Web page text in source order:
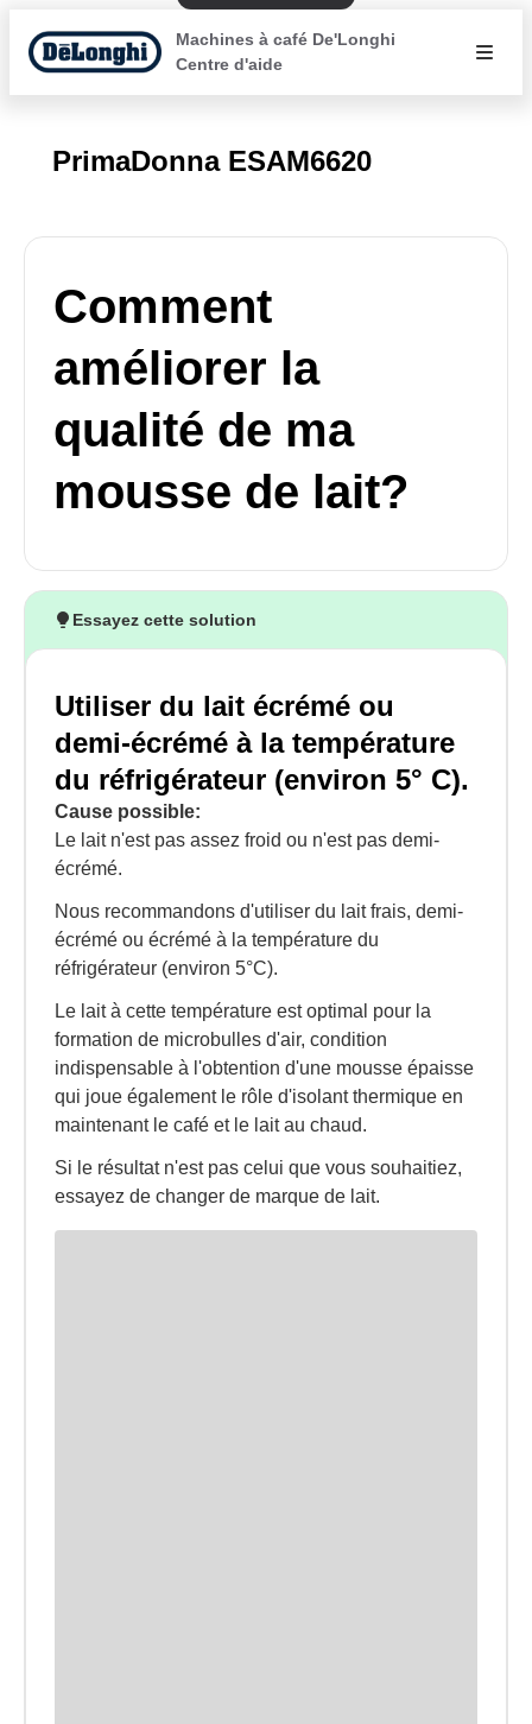
Machines à café De'Longhi
Centre d'aide
PrimaDonna ESAM6620
Comment
améliorer la
qualité de ma
mousse de lait?
Essayez cette solution
Utiliser du lait écrémé ou
demi-écrémé à la température
du réfrigérateur (environ 5° C).
Cause possible:
Le lait n'est pas assez froid ou n'est pas demi-
écrémé.
Nous recommandons d'utiliser du lait frais, demi-
écrémé ou écrémé à la température du
réfrigérateur (environ 5°C).
Le lait à cette température est optimal pour la
formation de microbulles d'air, condition
indispensable à l'obtention d'une mousse épaisse
qui joue également le rôle d'isolant thermique en
maintenant le café et le lait au chaud.
Si le résultat n'est pas celui que vous souhaitiez,
essayez de changer de marque de lait.